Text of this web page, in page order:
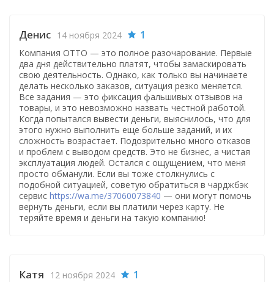
Денис 14 ноября 2024 1
Компания OTTO — это полное разочарование. Первые
два дня действительно платят, чтобы замаскировать
свою деятельность. Однако, как только вы начинаете
делать несколько заказов, ситуация резко меняется.
Все задания — это фиксация фальшивых отзывов на
товары, и это невозможно назвать честной работой.
Когда попытался вывести деньги, выяснилось, что для
этого нужно выполнить еще больше заданий, и их
сложность возрастает. Подозрительно много отказов
и проблем с выводом средств. Это не бизнес, а чистая
эксплуатация людей. Остался с ощущением, что меня
просто обманули. Если вы тоже столкнулись с
подобной ситуацией, советую обратиться в чарджбэк
сервис https://wa.me/37060073840 — они могут помочь
вернуть деньги, если вы платили через карту. Не
теряйте время и деньги на такую компанию!
Катя 12 ноября 2024 1